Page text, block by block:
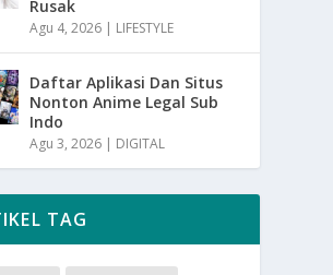
Rusak
Agu 4, 2026 | LIFESTYLE
Daftar Aplikasi Dan Situs
Nonton Anime Legal Sub
Indo
Agu 3, 2026 | DIGITAL
TAG